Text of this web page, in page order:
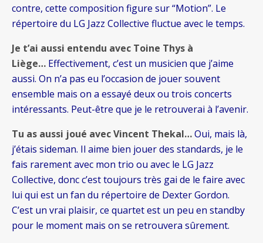
contre, cette composition figure sur “Motion”. Le
répertoire du LG Jazz Collective fluctue avec le temps.
Je t’ai aussi entendu avec Toine Thys à
Liège… Effectivement, c’est un musicien que j’aime
aussi. On n’a pas eu l’occasion de jouer souvent
ensemble mais on a essayé deux ou trois concerts
intéressants. Peut-être que je le retrouverai à l’avenir.
Tu as aussi joué avec Vincent Thekal…Oui, mais là,
j’étais sideman. Il aime bien jouer des standards, je le
fais rarement avec mon trio ou avec le LG Jazz
Collective, donc c’est toujours très gai de le faire avec
lui qui est un fan du répertoire de Dexter Gordon.
C’est un vrai plaisir, ce quartet est un peu en standby
pour le moment mais on se retrouvera sûrement.